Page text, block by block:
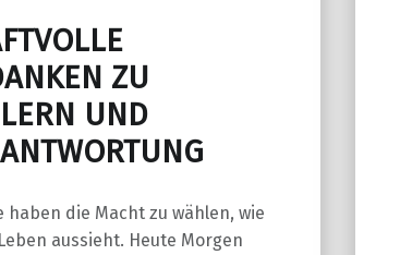
ZU
UND
haben die Macht zu wählen, wie
aussieht. Heute Morgen